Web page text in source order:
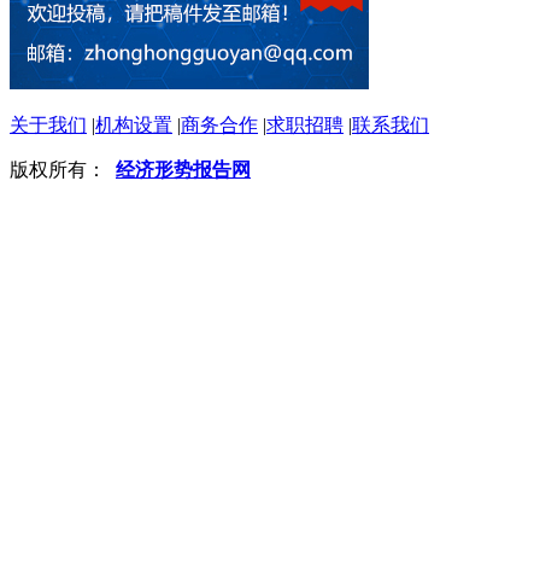
关于我们 |机构设置 |商务合作 |求职招聘 |联系我们
版权所有： 经济形势报告网